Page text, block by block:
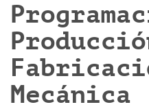
Mecánica